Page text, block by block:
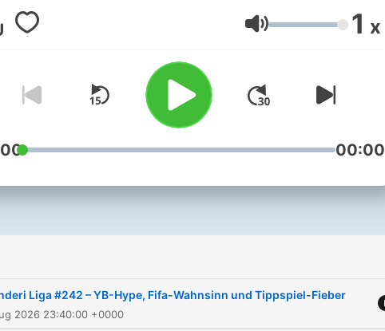
spannendsten Themen im
nationalen und internationalen
Sportchef Sven Forster und
Fussballjournalist Fabian Ruch
sprechen über alles, was die
Fans bewegt – manchmal mit
Lautstärke 1 x
00:00
Liga #242 – YB-Hype, Fifa-Wahnsinn und Tippspiel-Fieber
2026 23:40:00 +0000